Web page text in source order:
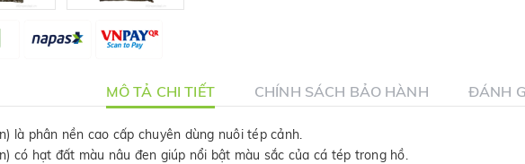
MÔ TẢ CHI TIẾT CHÍNH SÁCH BẢO HÀNH ĐÁNH
là phân nền cao cấp chuyên dùng nuôi tép cảnh.
có hạt đất màu nâu đen giúp nổi bật màu sắc của cá tép trong hồ.